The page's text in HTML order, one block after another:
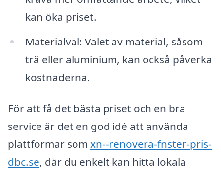
kan öka priset.
Materialval: Valet av material, såsom
trä eller aluminium, kan också påverka
kostnaderna.
För att få det bästa priset och en bra
service är det en god idé att använda
plattformar som xn--renovera-fnster-pris-
dbc.se, där du enkelt kan hitta lokala